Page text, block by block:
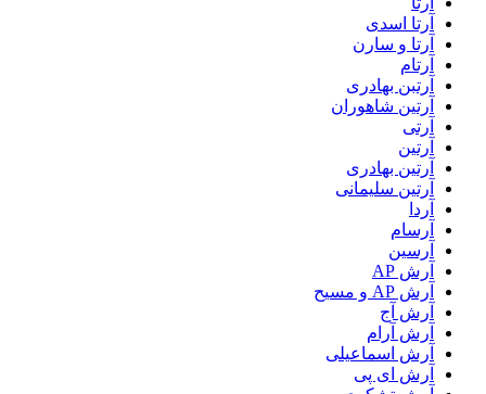
آرتا اسدی
آرتا و سارن
آرتام
آرتبن بهادری
آرتين شاهوران
آرتی
آرتین
آرتین بهادری
آرتین سلیمانی
آردا
آرسام
آرسین
آرش AP
آرش AP و مسیح
آرش آج
آرش آرام
آرش اسماعیلی
آرش ای پی